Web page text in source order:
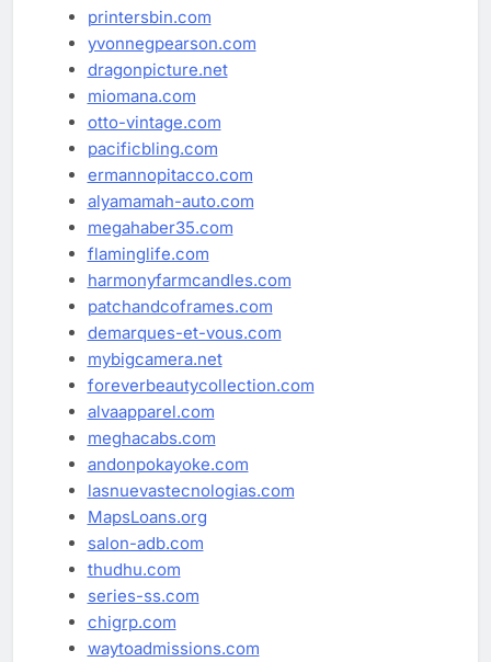
printersbin.com
yvonnegpearson.com
dragonpicture.net
miomana.com
otto-vintage.com
pacificbling.com
ermannopitacco.com
alyamamah-auto.com
megahaber35.com
flaminglife.com
harmonyfarmcandles.com
patchandcoframes.com
demarques-et-vous.com
mybigcamera.net
foreverbeautycollection.com
alvaapparel.com
meghacabs.com
andonpokayoke.com
lasnuevastecnologias.com
MapsLoans.org
salon-adb.com
thudhu.com
series-ss.com
chigrp.com
waytoadmissions.com